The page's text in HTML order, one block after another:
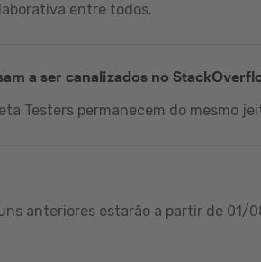
entre todos.
a ser canalizados no
Testers permanecem do mesmo
anteriores estarão a partir de 01/